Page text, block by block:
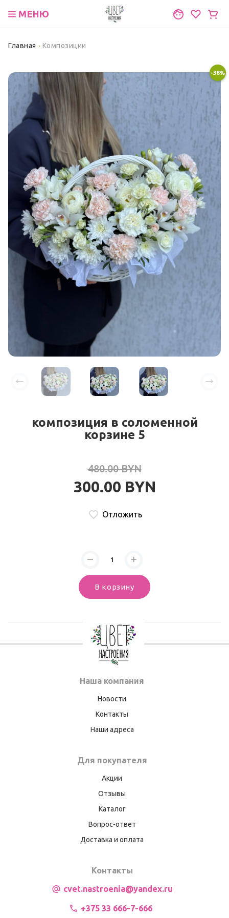
МЕНЮ
Главная Композиции
-38%
композиция в соломенной
корзине 5
480.00 BYN
300.00 BYN
Отложить
В корзину
Наша компания
Новости
Контакты
Наши адреса
Для покупателя
Акции
Отзывы
Каталог
Вопрос-ответ
Доставка и оплата
Контакты
cvet.nastroenia@yandex.ru
+375 33 666-7-666